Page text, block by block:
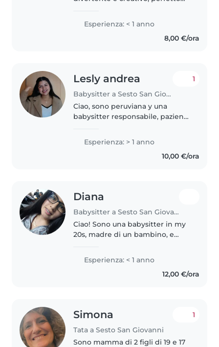
bambini. Ho un diploma di terza
media e sono a mio agio con
animali, cucina e faccende
Esperienza: < 1 anno
8,00 €/ora
Lesly andrea
Babysitter a Sesto San Giovanni
1
Ciao, sono peruviana y una
babysitter responsabile, paziente
esperienza nella cura di bambini
di tutte le età, dai neonati agli
adolescenti. Sto imparando..
Esperienza: > 1 anno
10,00 €/ora
Diana
Babysitter a Sesto San Giovanni
Ciao! Sono una babysitter in my
20s, madre di un bambino, e
piccoli. Ho esperienza con
neonati e bambini piccoli e mi
piace fare disegni e leggere
Esperienza: < 1 anno
12,00 €/ora
Simona
Tata a Sesto San Giovanni
1
Sono mamma di 2 figli di 19 e 17